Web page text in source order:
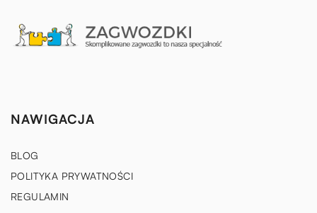
NAWIGACJA
BLOG
POLITYKA PRYWATNOŚCI
REGULAMIN